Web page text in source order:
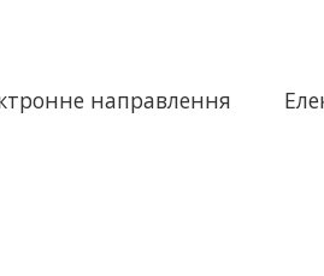
направлення